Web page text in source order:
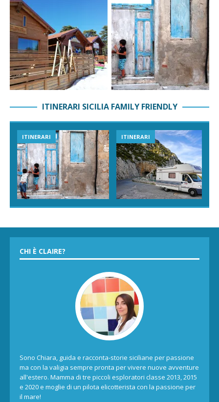
ITINERARI SICILIA FAMILY FRIENDLY
ITINERARI ITINERARI
CHI È CLAIRE?
Sono Chiara, guida e racconta-storie siciliane per passione
ma con la valigia sempre pronta per vivere nuove avventure
all'estero. Mamma di tre piccoli esploratori classe 2013, 2015
e 2020 e moglie di un pilota elicotterista con la passione per
il mare!